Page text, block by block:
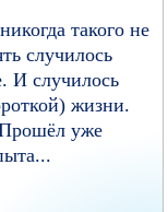
такого не
случилось
И случилось
жизни.
уже